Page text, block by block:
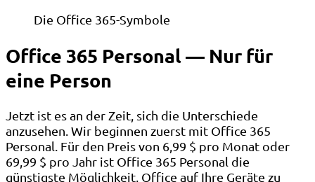
Die Office 365-Symbole
Office 365 Personal — Nur für
eine Person
Jetzt ist es an der Zeit, sich die Unterschiede
anzusehen. Wir beginnen zuerst mit Office 365
Personal. Für den Preis von 6,99 $ pro Monat oder
69,99 $ pro Jahr ist Office 365 Personal die
günstigste Möglichkeit, Office auf Ihre Geräte zu